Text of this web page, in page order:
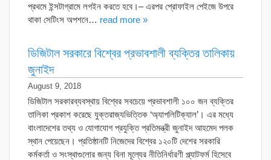
প্রথমে ইন্সটাগ্রামে লগইন করতে হবে।– এরপর প্রোফাইল পেইজে উপরে
থাকা সেটিংস অপশনে… read more »
ডিজিটাল সরকারে বিশ্বের প্রভাবশালী ব্যক্তির তালিকায়
জুনাইদ
August 9, 2018
ডিজিটাল সরকারব্যবস্থায় বিশ্বের সবচেয়ে প্রভাবশালী ১০০ জন ব্যক্তির
তালিকা প্রকাশ করেছে যুক্তরাজ্যভিত্তিক ‘অ্যাপলিটিক্যাল’। এর মধ্যে
বাংলাদেশের তথ্য ও যোগাযোগ প্রযুক্তি প্রতিমন্ত্রী জুনাইদ আহমেদ পলক
স্থান পেয়েছেন। প্রতিষ্ঠানটি নিজেদের বিশ্বের ১২০টি দেশের সরকারি
কর্মকর্তা ও সংস্থাগুলোর জন্য বিনা মূল্যের নীতিনির্ধারণী প্ল্যাটফর্ম হিসেবে